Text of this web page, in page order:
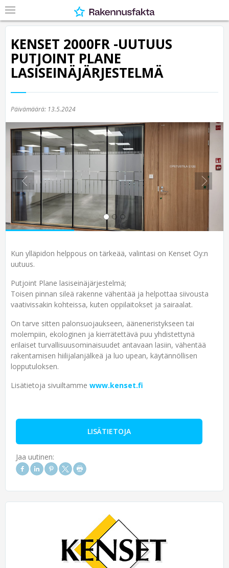
KENSET 2000FR -UUTUUS
PUTJOINT PLANE
LASISEINÄJÄRJESTELMÄ
Päivämäärä: 13.5.2024
Previous Next
Kun ylläpidon helppous on tärkeää, valintasi on Kenset Oy:n
uutuus.
Putjoint Plane lasiseinäjärjestelmä;
Toisen pinnan sileä rakenne vähentää ja helpottaa siivousta
vaativissakin kohteissa, kuten oppilaitokset ja sairaalat.
On tarve sitten palonsuojaukseen, ääneneristykseen tai
molempiin, ekologinen ja kierrätettävä puu yhdistettynä
erilaiset turvallisuusominaisuudet antavaan lasiin, vähentää
rakentamisen hiilijalanjälkeä ja luo upean, käytännöllisen
lopputuloksen.
Lisätietoja sivuiltamme www.kenset.fi
LISÄTIETOJA
Jaa uutinen: